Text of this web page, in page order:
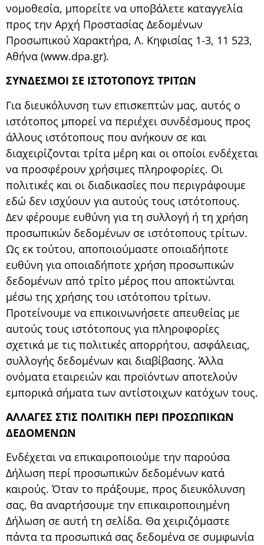
νομοθεσία, μπορείτε να υποβάλετε καταγγελία
προς την Αρχή Προστασίας Δεδομένων
Προσωπικού Χαρακτήρα, Λ. Κηφισίας 1-3, 11 523,
Αθήνα (www.dpa.gr).
ΣΥΝΔΕΣΜΟΙ ΣΕ ΙΣΤΟΤΟΠΟΥΣ ΤΡΙΤΩΝ
Για διευκόλυνση των επισκεπτών μας, αυτός ο
ιστότοπος μπορεί να περιέχει συνδέσμους προς
άλλους ιστότοπους που ανήκουν σε και
διαχειρίζονται τρίτα μέρη και οι οποίοι ενδέχεται
να προσφέρουν χρήσιμες πληροφορίες. Οι
πολιτικές και οι διαδικασίες που περιγράφουμε
εδώ δεν ισχύουν για αυτούς τους ιστότοπους.
Δεν φέρουμε ευθύνη για τη συλλογή ή τη χρήση
προσωπικών δεδομένων σε ιστότοπους τρίτων.
Ως εκ τούτου, αποποιούμαστε οποιαδήποτε
ευθύνη για οποιαδήποτε χρήση προσωπικών
δεδομένων από τρίτο μέρος που αποκτώνται
μέσω της χρήσης του ιστότοπου τρίτων.
Προτείνουμε να επικοινωνήσετε απευθείας με
αυτούς τους ιστότοπους για πληροφορίες
σχετικά με τις πολιτικές απορρήτου, ασφάλειας,
συλλογής δεδομένων και διαβίβασης. Άλλα
ονόματα εταιρειών και προϊόντων αποτελούν
εμπορικά σήματα των αντίστοιχων κατόχων τους.
ΑΛΛΑΓΕΣ ΣΤΙΣ ΠΟΛΙΤΙΚΗ ΠΕΡΙ ΠΡΟΣΩΠΙΚΩΝ
ΔΕΔΟΜΕΝΩΝ
Ενδέχεται να επικαιροποιούμε την παρούσα
Δήλωση περί προσωπικών δεδομένων κατά
καιρούς. Όταν το πράξουμε, προς διευκόλυνση
σας, θα αναρτήσουμε την επικαιροποιημένη
Δήλωση σε αυτή τη σελίδα. Θα χειριζόμαστε
πάντα τα προσωπικά σας δεδομένα σε συμφωνία